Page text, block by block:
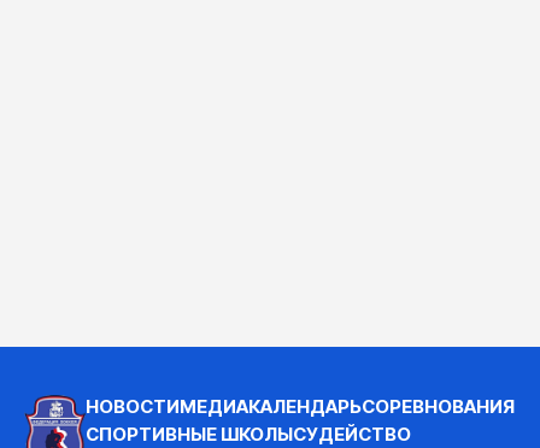
НОВОСТИМЕДИАКАЛЕНДАРЬСОРЕВНОВАНИЯ
СПОРТИВНЫЕ ШКОЛЫСУДЕЙСТВО